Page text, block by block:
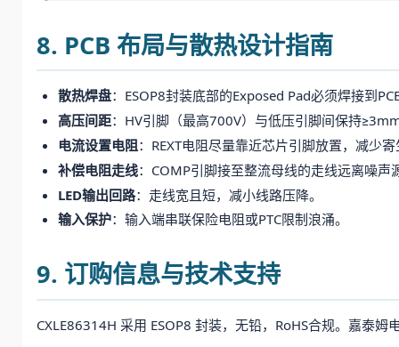
8. PCB 布局与散热设计指南
散热焊盘：ESOP8封装底部的Exposed Pad必须焊接到
高压间距：HV引脚（最高700V）与低压引脚间保持
电流设置电阻：REXT电阻尽量靠近芯片引脚放置，减少
补偿电阻走线：COMP引脚接至整流母线的走线远离噪声
LED输出回路：走线宽且短，减小线路压降。
输入保护：输入端串联保险电阻或PTC限制浪涌。
9. 订购信息与技术支持
CXLE86314H 采用 ESOP8 封装，无铅，RoHS合规。嘉泰